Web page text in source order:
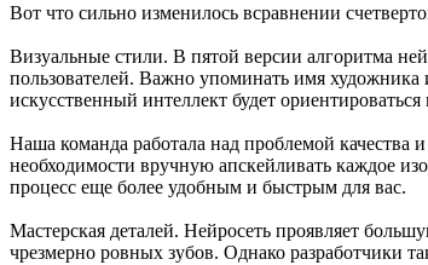
Вот что сильно изменилось всравнении
Визуальные стили. В пятой версии алгоритма
пользователей. Важно упоминать имя художника
искусственный интеллект будет
Наша команда работала над проблемой качества
необходимости вручную апскейливать каждое
процесс еще более удобным и быстрым для вас.
Мастерская деталей. Нейросеть проявляет
чрезмерно ровных зубов. Однако разработчики